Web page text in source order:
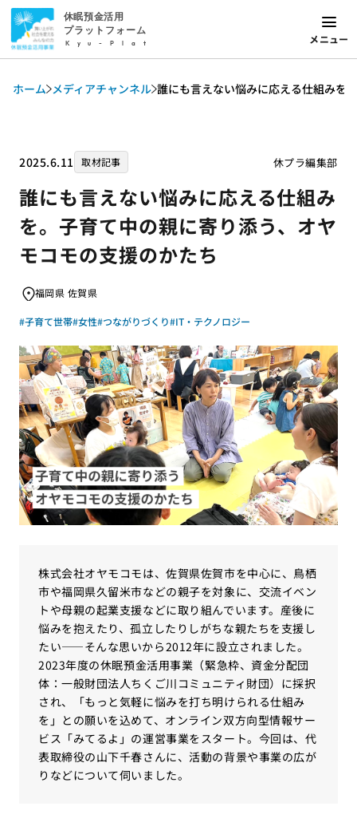
休眠預金活用
プラットフォーム
Kyu-Plat メニュー
ホーム メディアチャンネル 誰にも言えない悩みに応える仕組みを
2025.6.11 取材記事 休プラ編集部
誰にも言えない悩みに応える仕組み
を。子育て中の親に寄り添う、オヤ
モコモの支援のかたち
福岡県 佐賀県
#子育て世帯#女性#つながりづくり#IT・テクノロジー
株式会社オヤモコモは、佐賀県佐賀市を中心に、鳥栖
市や福岡県久留米市などの親子を対象に、交流イベン
トや母親の起業支援などに取り組んでいます。産後に
悩みを抱えたり、孤立したりしがちな親たちを支援し
たい——そんな思いから2012年に設立されました。
2023年度の休眠預金活用事業（緊急枠、資金分配団
体：一般財団法人ちくご川コミュニティ財団）に採択
され、
「もっと気軽に悩みを打ち明けられる仕組み
を」との願いを込めて、オンライン双方向型情報サー
ビス「みてるよ」の運営事業をスタート。今回は、代
表取締役の山下千春さんに、活動の背景や事業の広が
りなどについて伺いました。